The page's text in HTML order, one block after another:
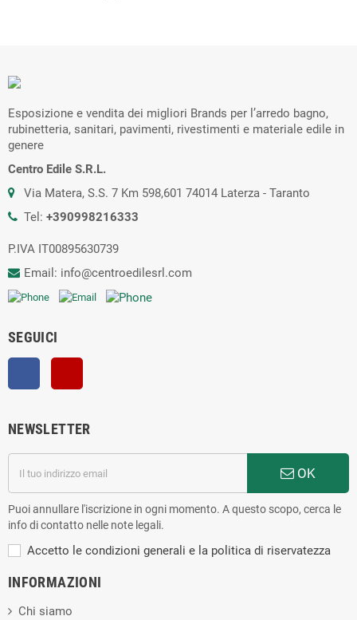
Esposizione e vendita dei migliori Brands per l’arredo bagno,
rubinetteria, sanitari, pavimenti, rivestimenti e materiale edile in
genere
Centro Edile S.R.L.
Via Matera, S.S. 7 Km 598,601 74014 Laterza - Taranto
Tel: +390998216333
P.IVA IT00895630739
Email: info@centroedilesrl.com
SEGUICI
Facebook
NEWSLETTER
OK
Puoi annullare l'iscrizione in ogni momento. A questo scopo, cerca le
info di contatto nelle note legali.
Accetto le condizioni generali e la politica di riservatezza
INFORMAZIONI
Chi siamo